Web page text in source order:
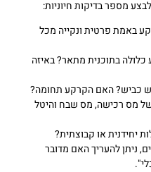
מספר בדיקות חיוניות:
באמת פרטית ונקייה מכל
בתוכנית מתאר? באיזה
כביש? האם הקרקע תחומה?
מס רכישה, מס שבח והיטל
יחידנית או קבוצתית?
ניתן להעריך האם מדובר